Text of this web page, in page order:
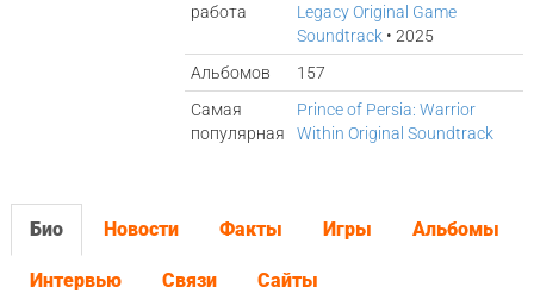
работа
Legacy Original Game
Soundtrack • 2025
Альбомов
157
Самая
популярная
Prince of Persia: Warrior
Within Original Soundtrack
Био Новости Факты Игры Альбомы
Интервью Связи Сайты